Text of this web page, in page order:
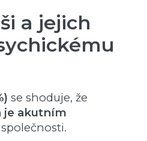
a jejich
se shoduje, že
je akutním